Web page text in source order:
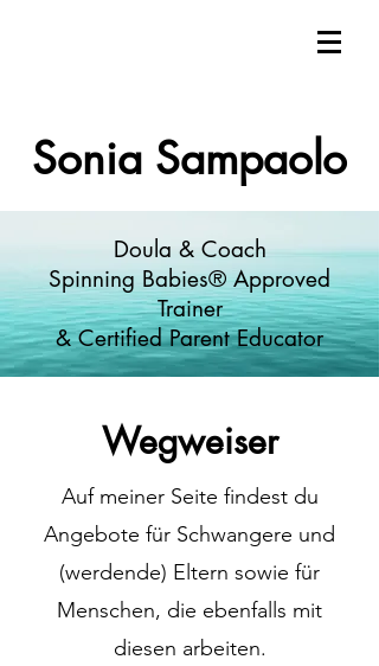
Sonia Sampaolo
Doula & Coach
Spinning Babies® Approved
Trainer
& Certified Parent Educator
Wegweiser
Auf meiner Seite findest du
Angebote für Schwangere und
(werdende) Eltern sowie für
Menschen, die ebenfalls mit
diesen arbeiten.